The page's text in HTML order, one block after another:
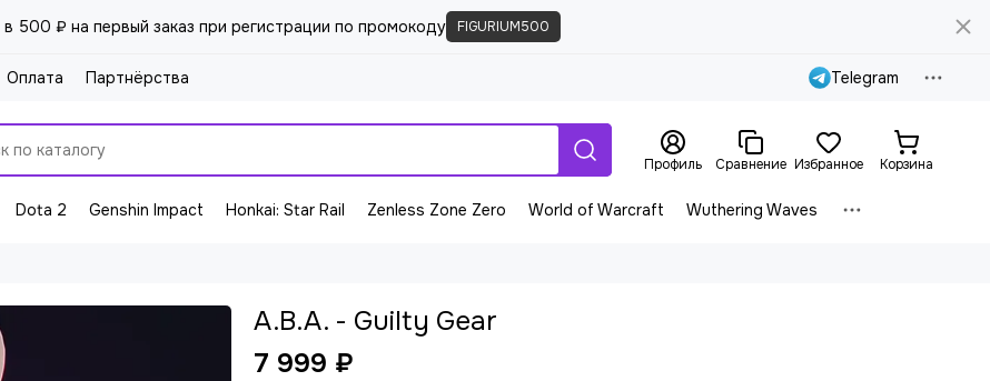
в 500 ₽ на первый заказ при регистрации по промокоду FIGURIUM500
Оплата Партнёрства Telegram
Профиль Сравнение Избранное Корзина
Dota 2 Genshin Impact Honkai: Star Rail Zenless Zone Zero World of Warcraft Wuthering Waves
A.B.A. - Guilty Gear
7 999 ₽